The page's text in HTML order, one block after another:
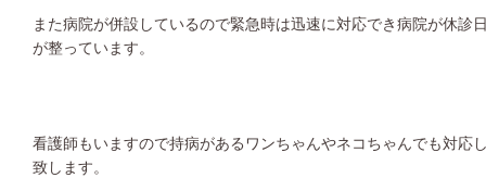
また病院が併設しているので緊急時は迅速に対応でき病院が休診
が整っています。
看護師もいますので持病があるワンちゃんやネコちゃんでも対応
致します。